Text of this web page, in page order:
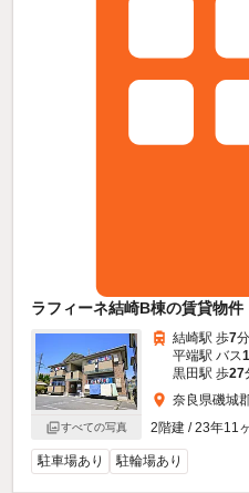
ラフィーネ結崎B棟の賃貸物件
すべての写真
結崎駅 歩7
平端駅 バス
黒田駅 歩27
奈良県磯城
2階建 / 23年11
駐車場あり 駐輪場あり